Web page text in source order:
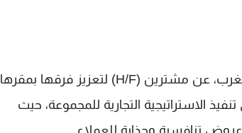
عن مشترين (H/F)
لتعزيز فرقها بمقرها
الاستراتيجية التجارية للمجموعة، حيث
تنافسية وجذابة للعملاء.